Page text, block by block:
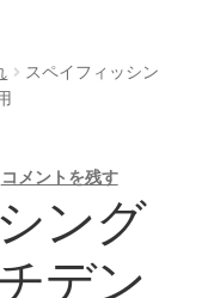
ュ
を
メ
ュ
サ
メ
サ
スペイフィッシン
コメントを残す
ング
デン